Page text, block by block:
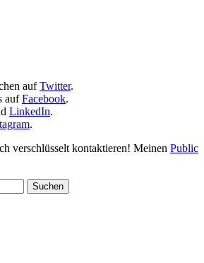
aufTwitter.
aufFacebook.
LinkedIn.
.
verschlüsselt kontaktieren! Meinen Public